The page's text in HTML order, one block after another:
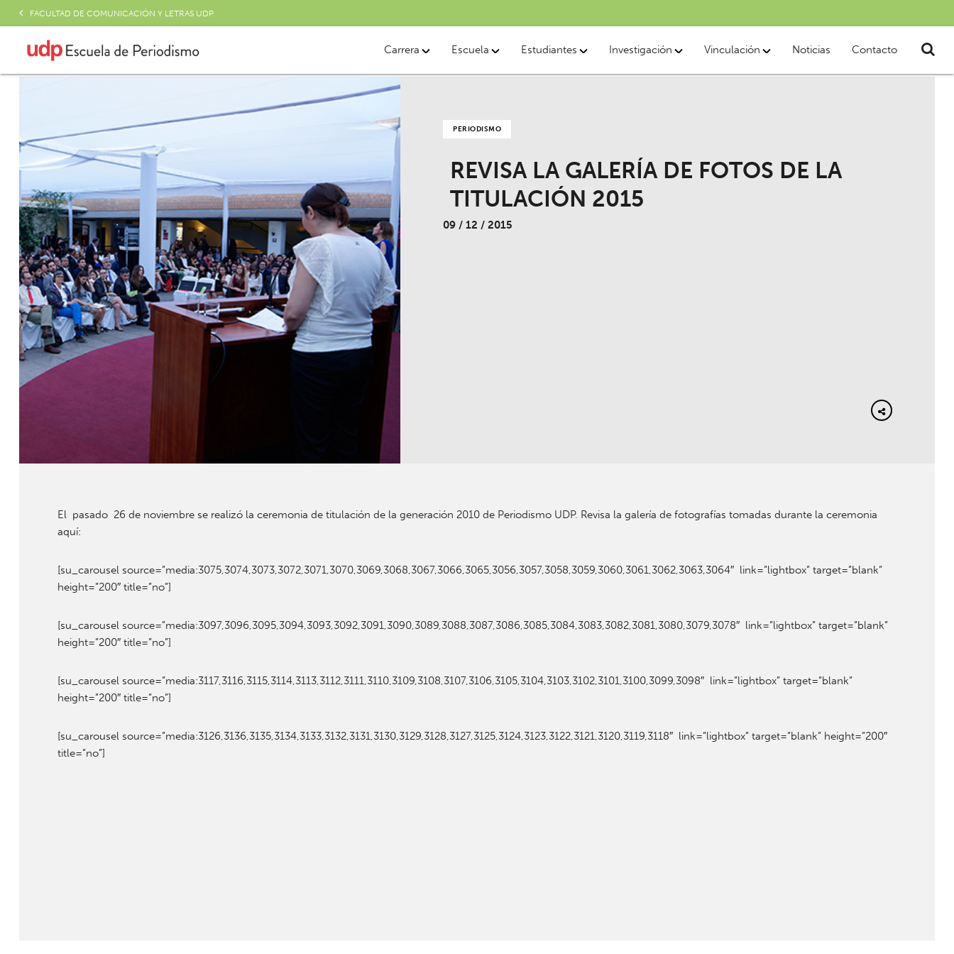
FACULTAD DE COMUNICACIÓN Y LETRAS UDP
Carrera Escuela Estudiantes Investigación Vinculación Noticias Contacto
PERIODISMO
REVISA LA GALERÍA DE FOTOS DE LA
TITULACIÓN 2015
09 / 12 / 2015
El pasado 26 de noviembre se realizó la ceremonia de titulación de la generación 2010 de Periodismo UDP. Revisa la galería de fotografías tomadas durante la ceremonia
aquí:
[su_carousel source=”media:3075,3074,3073,3072,3071,3070,3069,3068,3067,3066,3065,3056,3057,3058,3059,3060,3061,3062,3063,3064″ link=”lightbox” target=”blank”
height=”200″ title=”no”]
[su_carousel source=”media:3097,3096,3095,3094,3093,3092,3091,3090,3089,3088,3087,3086,3085,3084,3083,3082,3081,3080,3079,3078″ link=”lightbox” target=”blank”
height=”200″ title=”no”]
[su_carousel source=”media:3117,3116,3115,3114,3113,3112,3111,3110,3109,3108,3107,3106,3105,3104,3103,3102,3101,3100,3099,3098″ link=”lightbox” target=”blank”
height=”200″ title=”no”]
[su_carousel source=”media:3126,3136,3135,3134,3133,3132,3131,3130,3129,3128,3127,3125,3124,3123,3122,3121,3120,3119,3118″ link=”lightbox” target=”blank” height=”200″
title=”no”]